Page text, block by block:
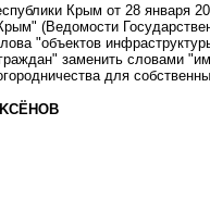
Крым от 28 января
(Ведомости
"объектов
заменить словами
для